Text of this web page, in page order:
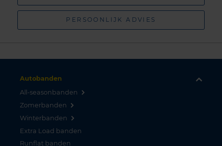
PERSOONLIJK ADVIES
Autobanden
All-seasonbanden
Zomerbanden
Winterbanden
Extra Load banden
Runflat banden